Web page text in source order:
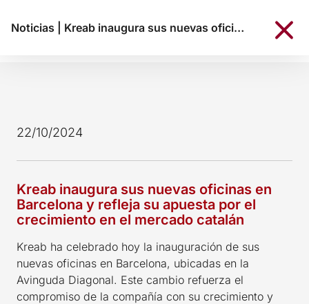
Noticias Kreab inaugura sus nuevas oficinas en Barcelona y refleja su apuesta por el crecimiento en el mercado catalán
22/10/2024
Kreab inaugura sus nuevas oficinas en
Barcelona y refleja su apuesta por el
crecimiento en el mercado catalán
Kreab ha celebrado hoy la inauguración de sus
nuevas oficinas en Barcelona, ubicadas en la
Avinguda Diagonal. Este cambio refuerza el
compromiso de la compañía con su crecimiento y